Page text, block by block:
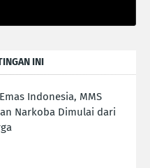
INI
Indonesia, MMS
Narkoba Dimulai dari